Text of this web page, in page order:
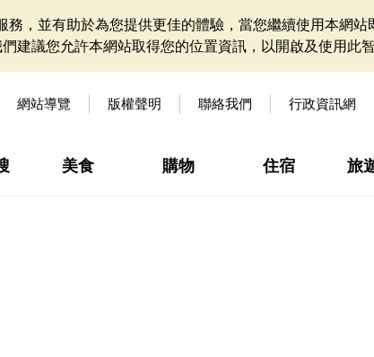
，並有助於為您提供更佳的體驗，當您繼續使用本網站
建議您允許本網站取得您的位置資訊，以開啟及使用此智
網站導覽 版權聲明 聯絡我們 行政資訊網
美食 購物 住宿 旅